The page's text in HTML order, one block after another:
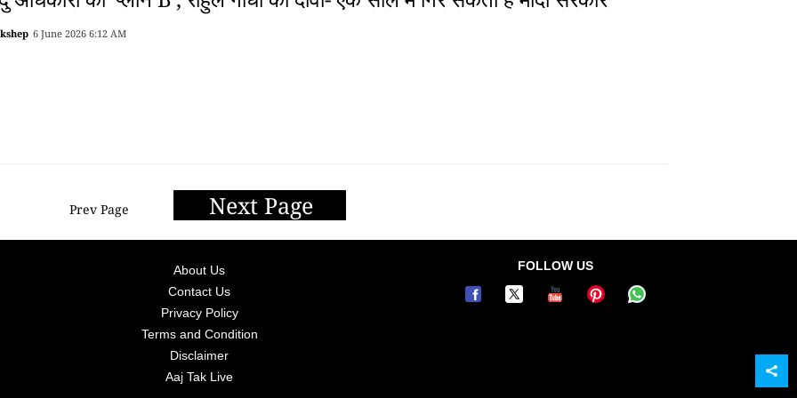
6 June 2026 6:12 AM
Prev Page Next Page
About Us
Contact Us
Privacy Policy
Terms and Condition
Disclaimer
Aaj Tak Live
FOLLOW US